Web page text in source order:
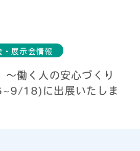
・展示会情報
働く人の安心づくり
18)に出展いたしま